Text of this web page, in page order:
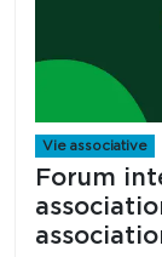
Vie associative
Forum